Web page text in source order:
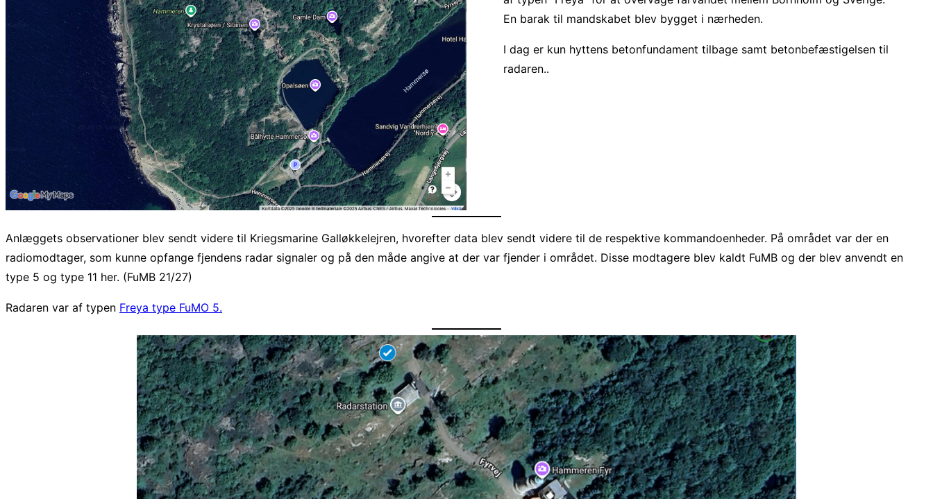
En barak til mandskabet blev bygget i nærheden.
I dag er kun hyttens betonfundament tilbage samt betonbefæstigelsen til
radaren..
Anlæggets observationer blev sendt videre til Kriegsmarine Galløkkelejren, hvorefter data blev sendt videre til de respektive kommandoenheder. På området var der en
radiomodtager, som kunne opfange fjendens radar signaler og på den måde angive at der var fjender i området. Disse modtagere blev kaldt FuMB og der blev anvendt en
type 5 og type 11 her. (FuMB 21/27)
Radaren var af typen Freya type FuMO 5.